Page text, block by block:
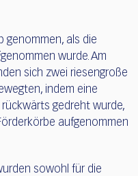
genommen, als die
wurde. Am
sich zwei riesengroße
indem eine
gedreht wurde,
aufgenommen
sowohl für die